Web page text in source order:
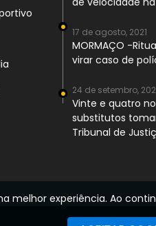
17 de agosto, 2021
MORMAÇO -
virar caso de
24 de setembro,
Vinte e quatro
substitutos
Tribunal de
melhor experiência. Ao